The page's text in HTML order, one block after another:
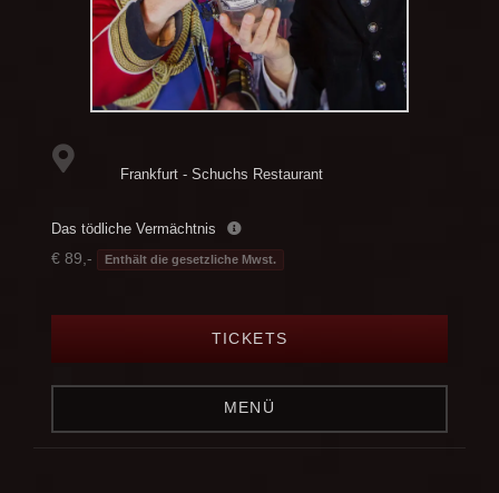
Frankfurt - Schuchs Restaurant
Das tödliche Vermächtnis
€ 89,- Enthält die gesetzliche Mwst.
TICKETS
MENÜ